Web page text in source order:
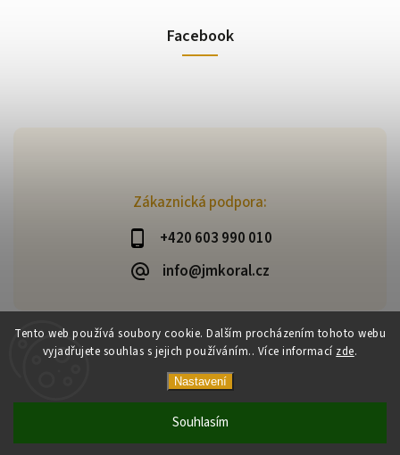
Tento web používá soubory cookie. Dalším procházením tohoto webu
vyjadřujete souhlas s jejich používáním.. Více informací zde.
Nastavení
Souhlasím
Zákaznická podpora:
+420 603 990 010
info@jmkoral.cz
Facebook
Copyright 2026ESHOP JM KORAL. Všechna práva vyhrazena.
VytvořilShoptet| Design